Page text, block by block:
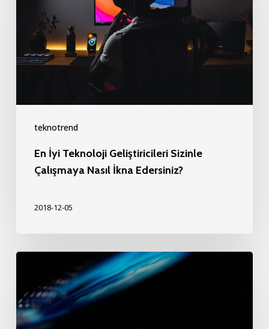
teknotrend
Geliştiricileri
Sizinle
Çalışmaya
Edersiniz?
En İyi Teknoloji Geliştiricileri Sizinle
Çalışmaya Nasıl İkna Edersiniz?
2018-12-05
Dünyasının
Teknoloji
ile